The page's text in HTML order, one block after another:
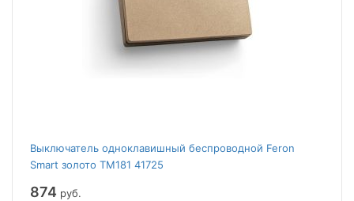
Выключатель одноклавишный беспроводной Feron
Smart золото TM181 41725
874 руб.